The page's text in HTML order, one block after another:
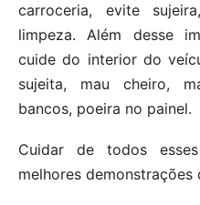
carroceria, evite
limpeza. Além desse
cuide do interior do
sujeita, mau cheiro,
bancos, poeira no painel.
Cuidar de todos
melhores demonstrações